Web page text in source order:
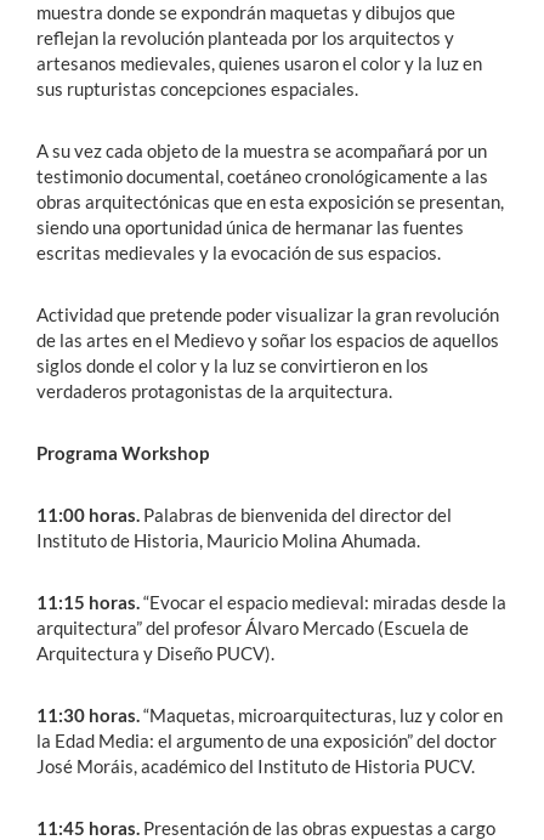
muestra donde se expondrán maquetas y dibujos que
reflejan la revolución planteada por los arquitectos y
artesanos medievales, quienes usaron el color y la luz en
sus rupturistas concepciones espaciales.
A su vez cada objeto de la muestra se acompañará por un
testimonio documental, coetáneo cronológicamente a las
obras arquitectónicas que en esta exposición se presentan,
siendo una oportunidad única de hermanar las fuentes
escritas medievales y la evocación de sus espacios.
Actividad que pretende poder visualizar la gran revolución
de las artes en el Medievo y soñar los espacios de aquellos
siglos donde el color y la luz se convirtieron en los
verdaderos protagonistas de la arquitectura.
Programa Workshop
11:00 horas. Palabras de bienvenida del director del
Instituto de Historia, Mauricio Molina Ahumada.
11:15 horas.“Evocar el espacio medieval: miradas desde la
arquitectura” del profesor Álvaro Mercado (Escuela de
Arquitectura y Diseño PUCV).
11:30 horas.“Maquetas, microarquitecturas, luz y color en
la Edad Media: el argumento de una exposición” del doctor
José Moráis, académico del Instituto de Historia PUCV.
11:45 horas. Presentación de las obras expuestas a cargo